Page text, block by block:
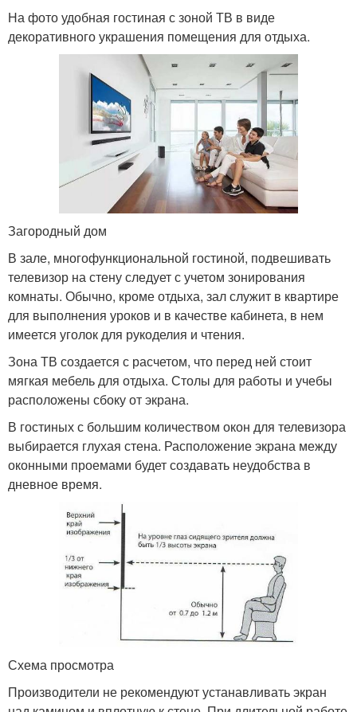
На фото удобная гостиная с зоной ТВ в виде
декоративного украшения помещения для отдыха.
Загородный дом
В зале, многофункциональной гостиной, подвешивать
телевизор на стену следует с учетом зонирования
комнаты. Обычно, кроме отдыха, зал служит в квартире
для выполнения уроков и в качестве кабинета, в нем
имеется уголок для рукоделия и чтения.
Зона ТВ создается с расчетом, что перед ней стоит
мягкая мебель для отдыха. Столы для работы и учебы
расположены сбоку от экрана.
В гостиных с большим количеством окон для телевизора
выбирается глухая стена. Расположение экрана между
оконными проемами будет создавать неудобства в
дневное время.
Схема просмотра
Производители не рекомендуют устанавливать экран